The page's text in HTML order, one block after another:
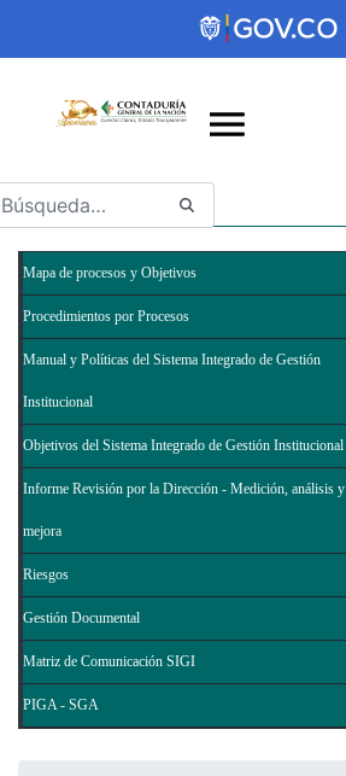
Saltar al contenido principal
Abrir menú de accesibilidad
Mapa de procesos y Objetivos
Procedimientos por Procesos
Manual y Políticas del Sistema Integrado de Gestión
Institucional
Objetivos del Sistema Integrado de Gestión Institucional
Informe Revisión por la Dirección - Medición, análisis y
mejora
Riesgos
Gestión Documental
Matriz de Comunicación SIGI
PIGA - SGA